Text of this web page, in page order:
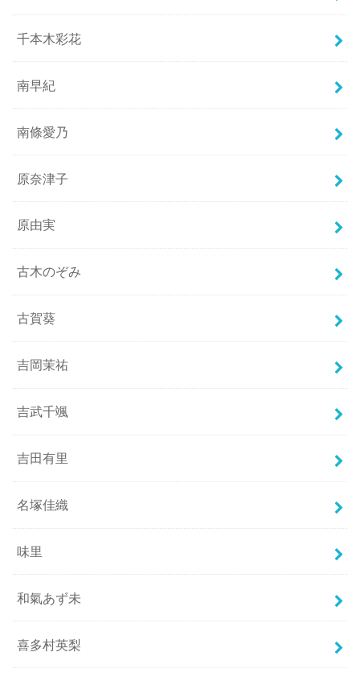
千本木彩花
南早紀
南條愛乃
原奈津子
原由実
古木のぞみ
古賀葵
吉岡茉祐
吉武千颯
吉田有里
名塚佳織
味里
和氣あず未
喜多村英梨